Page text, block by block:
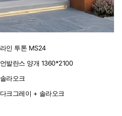
라인 투톤 MS24
언발란스 양개 1360*2100
솔라오크
다크그레이 + 솔라오크